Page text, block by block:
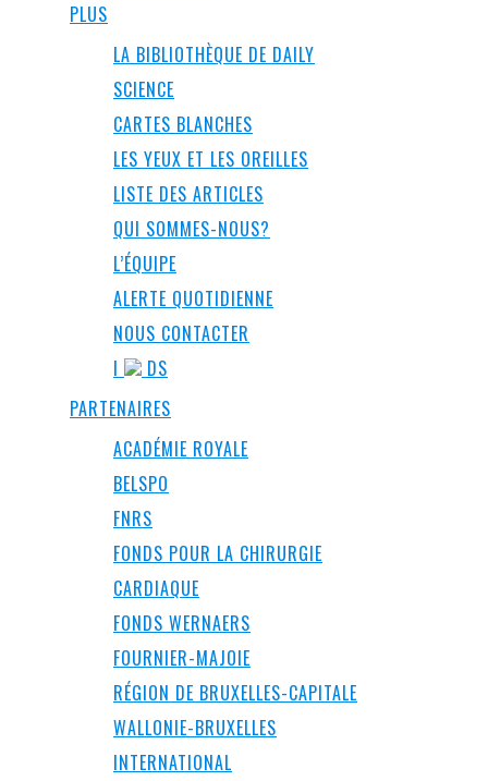
PLUS
LA BIBLIOTHÈQUE DE DAILY
SCIENCE
CARTES BLANCHES
LES YEUX ET LES OREILLES
LISTE DES ARTICLES
QUI SOMMES-NOUS?
L’ÉQUIPE
ALERTE QUOTIDIENNE
NOUS CONTACTER
I
DS
PARTENAIRES
ACADÉMIE ROYALE
BELSPO
FNRS
FONDS POUR LA CHIRURGIE
CARDIAQUE
FONDS WERNAERS
FOURNIER-MAJOIE
RÉGION DE BRUXELLES-CAPITALE
WALLONIE-BRUXELLES
INTERNATIONAL